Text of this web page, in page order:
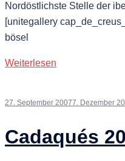
Nordöstlichste Stelle der
[unitegallery
bösel
Weiterlesen
27. September 20077. Dezember
Cadaqués